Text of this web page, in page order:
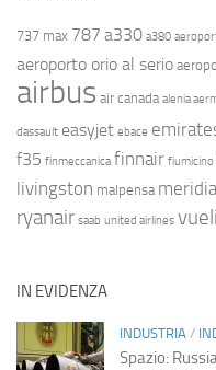
737 max 787 a330 a380
aeroporto orio al serio
airbus air canada alenia
dassault easyjet ebace
f35 finmeccanica finnair fiumicino
livingston malpensa
ryanair saab united airlines
IN EVIDENZA
INDUSTRIA /
Spazio: